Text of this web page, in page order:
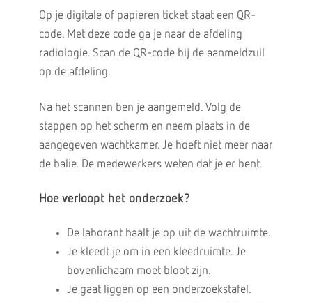
Op je digitale of papieren ticket staat een QR-
code. Met deze code ga je naar de afdeling
radiologie. Scan de QR-code bij de aanmeldzuil
op de afdeling.
Na het scannen ben je aangemeld. Volg de
stappen op het scherm en neem plaats in de
aangegeven wachtkamer. Je hoeft niet meer naar
de balie. De medewerkers weten dat je er bent.
Hoe verloopt het onderzoek?
De laborant haalt je op uit de wachtruimte.
Je kleedt je om in een kleedruimte. Je
bovenlichaam moet bloot zijn.
Je gaat liggen op een onderzoekstafel.